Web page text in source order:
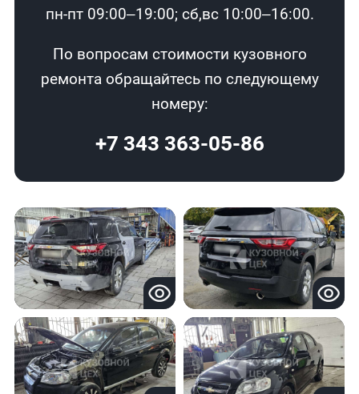
пн-пт 09:00–19:00; сб,вс 10:00–16:00.
По вопросам стоимости кузовного
ремонта обращайтесь по следующему
номеру:
+7 343 363-05-86